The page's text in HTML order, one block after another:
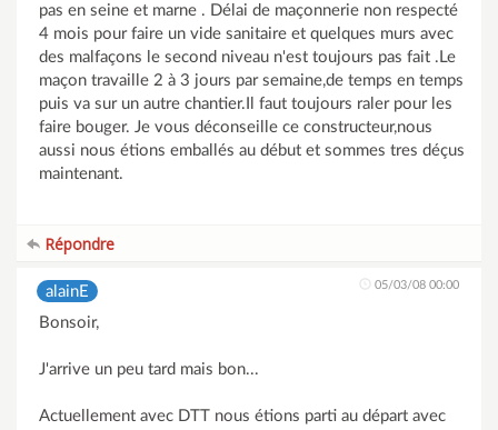
pas en seine et marne . Délai de maçonnerie non respecté
4 mois pour faire un vide sanitaire et quelques murs avec
des malfaçons le second niveau n'est toujours pas fait .Le
maçon travaille 2 à 3 jours par semaine,de temps en temps
puis va sur un autre chantier.Il faut toujours raler pour les
faire bouger. Je vous déconseille ce constructeur,nous
aussi nous étions emballés au début et sommes tres déçus
maintenant.
Répondre
alainE 05/03/08 00:00
Bonsoir,
J'arrive un peu tard mais bon...
Actuellement avec DTT nous étions parti au départ avec